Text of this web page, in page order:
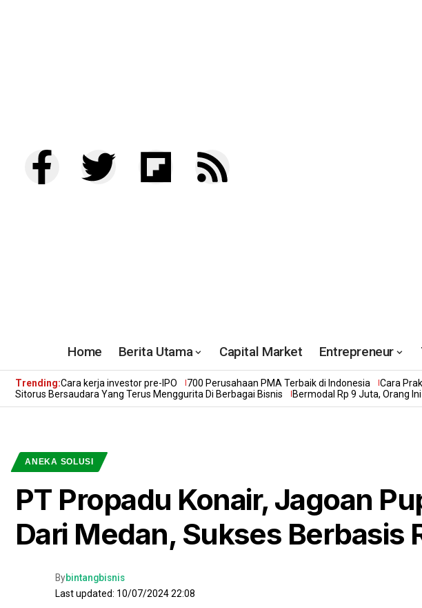
Home Berita Utama Capital Market Entrepreneur
Trending:Cara kerja investor pre-IPO 700 Perusahaan PMA Terbaik di Indonesia Cara
Sitorus Bersaudara Yang Terus Menggurita Di Berbagai Bisnis
Bermodal Rp 9 Juta, Orang
ANEKA SOLUSI
PT Propadu Konair, Jagoan
Dari Medan, Sukses Berbasis
Last updated: 10/07/2024 22:08
Bybintangbisnis